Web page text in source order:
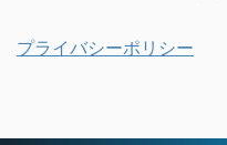
プライバシーポリシー